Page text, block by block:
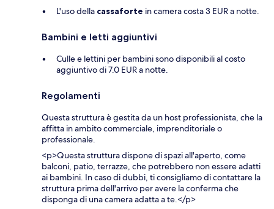
L'uso della cassaforte in camera costa 3 EUR a notte.
Bambini e letti aggiuntivi
Culle e lettini per bambini sono disponibili al costo
aggiuntivo di 7.0 EUR a notte.
Regolamenti
Questa struttura è gestita da un host professionista, che la
affitta in ambito commerciale, imprenditoriale o
professionale.
<p>Questa struttura dispone di spazi all'aperto, come
balconi, patio, terrazze, che potrebbero non essere adatti
ai bambini. In caso di dubbi, ti consigliamo di contattare la
struttura prima dell'arrivo per avere la conferma che
disponga di una camera adatta a te.</p>